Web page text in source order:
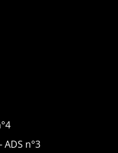
ADS n°3